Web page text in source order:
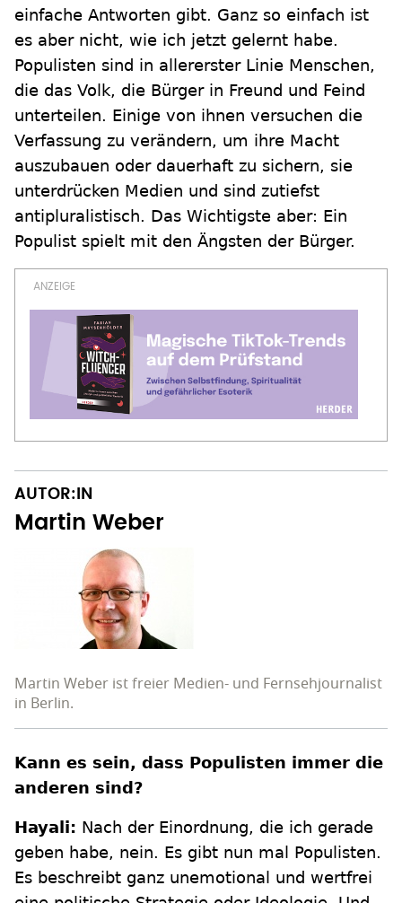
einfache Antworten gibt. Ganz so einfach ist
es aber nicht, wie ich jetzt gelernt habe.
Populisten sind in allererster Linie Menschen,
die das Volk, die Bürger in Freund und Feind
unterteilen. Einige von ihnen versuchen die
Verfassung zu verändern, um ihre Macht
auszubauen oder dauerhaft zu sichern, sie
unterdrücken Medien und sind zutiefst
antipluralistisch. Das Wichtigste aber: Ein
Populist spielt mit den Ängsten der Bürger.
AUTOR:IN
Martin Weber
Martin Weber ist freier Medien- und Fernsehjournalist
in Berlin.
Kann es sein, dass Populisten immer die
anderen sind?
Hayali: Nach der Einordnung, die ich gerade
geben habe, nein. Es gibt nun mal Populisten.
Es beschreibt ganz unemotional und wertfrei